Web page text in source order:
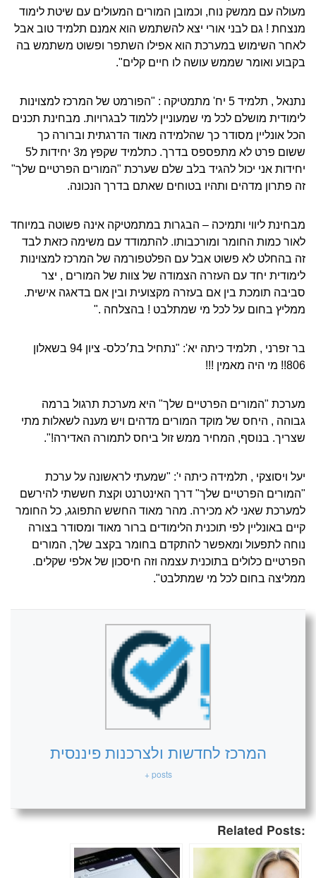
מעולה עם ממשק נוח, וכמובן המורים המעולים עם שיטת לימוד
מנצחת ! גם לבני אורי יצא להשתמש הוא אמנם תלמיד טוב אבל
לאחר השימוש במערכת הוא אפילו השתפר ופשוט משתמש בה
בקבוע ואומר שממש עושה לו חיים קלים".
נתנאל , תלמיד 5 יח' מתמטיקה : "הפורמט של המרכז למצוינות
לימודית מושלם לכל מי שמעוניין ללמוד לבגרויות. מבחינת תכנים
הכל אונליין מסודר כך שהלמידה מאוד הדרגתית וברורה כך
ששום פרט לא מתפספס בדרך. כתלמיד שקפץ מ3 יחידות ל5
יחידות אני יכול להגיד בלב שלם שערכת "המורים הפרטיים שלך"
זה פתרון מדהים ותהיו בטוחים שאתם בדרך הנכונה.
מבחינת ליווי ותמיכה – הבגרות במתמטיקה אינה פשוטה במיוחד
לאור כמות החומר ומורכבותו. להתמודד עם משימה כזאת לבד
זה בהחלט לא פשוט אבל עם הפלטפורמה של המרכז למצוינות
לימודית יחד עם העזרה הצמודה של צוות של המורים , יצר
סביבה תומכת בין אם בעזרה מקצועית ובין אם בדאגה אישית.
ממליץ בחום על לכל מי שמתלבט ! בהצלחה ."
בר זפרני , תלמיד כיתה יא': "נתחיל בת׳כלס- ציון 94 בשאלון
806!! מי היה מאמין !!!
מערכת "המורים הפרטיים שלך" היא מערכת תרגול ברמה
גבוהה , היחס של מוקד המורים מדהים ויש מענה לשאלות מתי
שצריך. בנוסף, המחיר ממש זול ביחס לתמורה האדירה!".
יעל ויסוצקי , תלמידה כיתה י': "שמעתי לראשונה על ערכת
"המורים הפרטיים שלך" דרך האינטרנט וקצת חששתי להירשם
למערכת שאני לא מכירה. מהר מאוד החשש התפוגג, כל החומר
קיים באונליין לפי תוכנית הלימודים ברור מאוד ומסודר בצורה
נוחה לתפעול ומאפשר להתקדם בחומר בקצב שלך, המורים
הפרטיים כלולים בתוכנית עצמה וזה חיסכון של אלפי שקלים.
ממליצה בחום לכל מי שמתלבט".
המרכז לחדשות ולצרכנות פיננסית
+ posts
Related Posts: